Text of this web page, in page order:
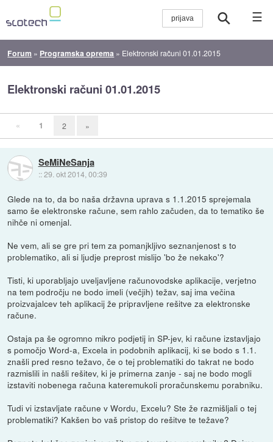
☰
Forum » Programska oprema » Elektronski računi 01.01.2015
Elektronski računi 01.01.2015
« 1 2 »
SeMiNeSanja
::29. okt 2014, 00:39
Glede na to, da bo naša državna uprava s 1.1.2015 sprejemala
samo še elektronske račune, sem rahlo začuden, da to tematiko še
nihče ni omenjal.
Ne vem, ali se gre pri tem za pomanjkljivo seznanjenost s to
problematiko, ali si ljudje preprost mislijo 'bo že nekako'?
Tisti, ki uporabljajo uveljavljene računovodske aplikacije, verjetno
na tem področju ne bodo imeli (večjih) težav, saj ima večina
proizvajalcev teh aplikacij že pripravljene rešitve za elektronske
račune.
Ostaja pa še ogromno mikro podjetij in SP-jev, ki račune izstavljajo
s pomočjo Word-a, Excela in podobnih aplikacij, ki se bodo s 1.1.
znašli pred resno težavo, če o tej problematiki do takrat ne bodo
razmislili in našli rešitev, ki je primerna zanje - saj ne bodo mogli
izstaviti nobenega računa kateremukoli proračunskemu porabniku.
Tudi vi izstavljate račune v Wordu, Excelu? Ste že razmišljali o tej
problematiki? Kakšen bo vaš pristop do rešitve te težave?